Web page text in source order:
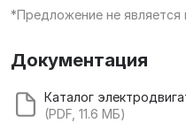
*Предложение не является
Документация
Каталог
(PDF, 11.6 МБ)